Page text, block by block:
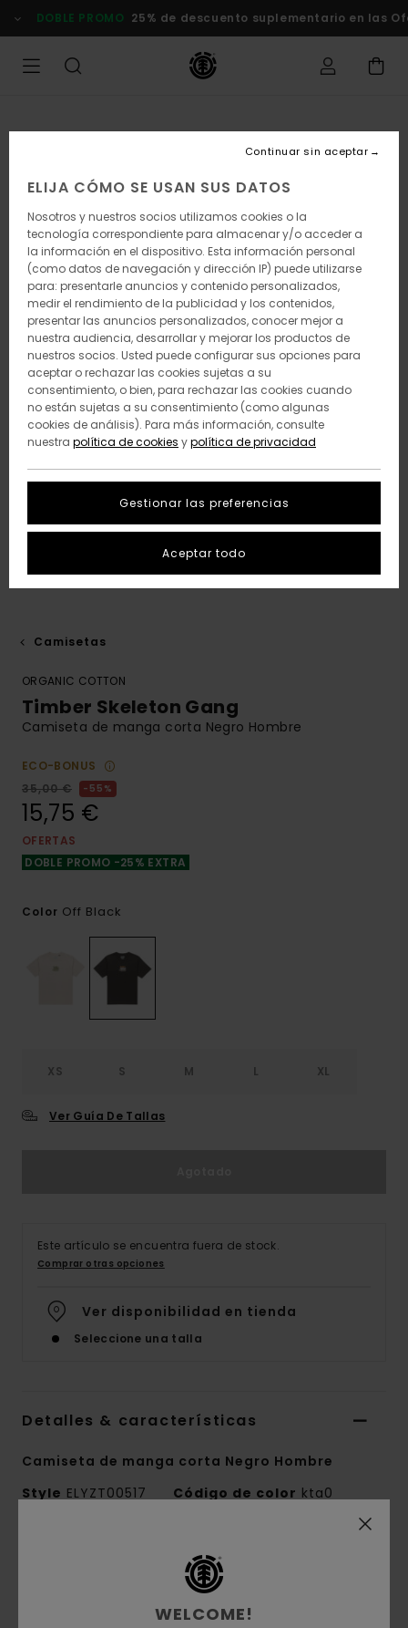
la
DOBLE PROMO 25% de descuento suplementario en las
Camisetas
ORGANIC COTTON
Timber Skeleton Gang
Camiseta de manga corta Negro Hombre
ECO-BONUS
35,00 €
55%
15,75 €
OFERTAS
DOBLE PROMO -25% EXTRA
Color Off Black
XS S M L XL
Ver Guía De Tallas
Este artículo se encuentra fuera de stock.
Comprar otras opciones
Ver disponibilidad en tienda
Seleccione una talla
Detalles & características
Camiseta de manga corta Negro Hombre
Style ELYZT00517 Código de color kta0
Element x Timber
tejido de punto de 100% algodón
WELCOME!
ELIJA CÓMO SE USAN SUS DATOS
Nosotros y nuestros socios utilizamos cookies o la
tecnología correspondiente para almacenar y/o acceder a
la información en el dispositivo. Esta información personal
(como datos de navegación y dirección IP) puede utilizarse
para: presentarle anuncios y contenido personalizados,
medir el rendimiento de la publicidad y los contenidos,
presentar las anuncios personalizados, conocer mejor a
nuestra audiencia, desarrollar y mejorar los productos de
nuestros socios. Usted puede configurar sus opciones para
aceptar o rechazar las cookies sujetas a su
consentimiento, o bien, para rechazar las cookies cuando
no están sujetas a su consentimiento (como algunas
cookies de análisis). Para más información, consulte
nuestra política de cookies ypolítica de privacidad
Gestionar las preferencias
Continuar sin aceptar
Aceptar todo